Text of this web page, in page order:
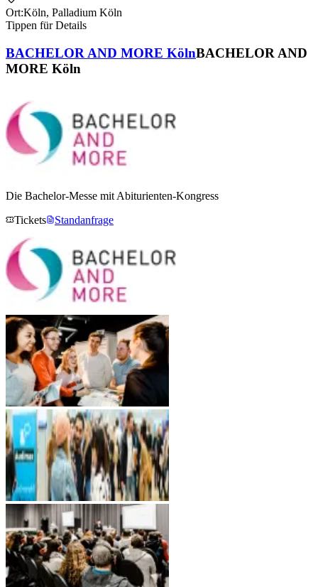
Ort:Köln, Palladium Köln
Tippen für Details
BACHELOR AND MORE KölnBACHELOR AND
MORE Köln
Die Bachelor-Messe mit Abiturienten-Kongress
Tickets
Standanfrage